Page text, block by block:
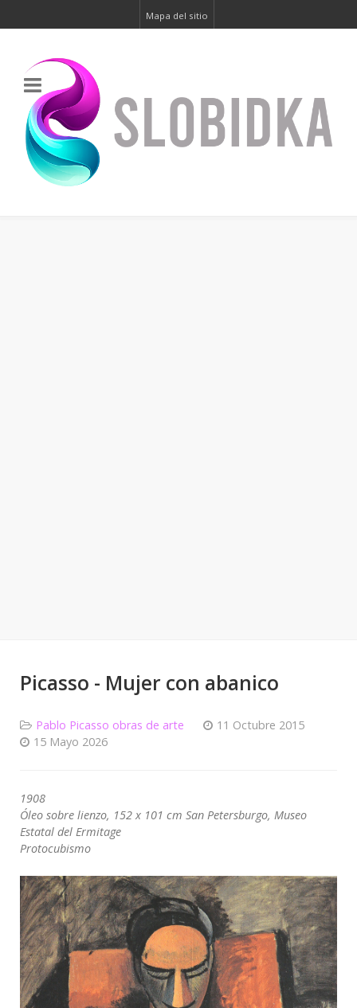
Mapa del sitio
Picasso - Mujer con abanico
Pablo Picasso obras de arte
11 Octubre 2015
15 Mayo 2026
1908
Óleo sobre lienzo, 152 x 101 cm San Petersburgo, Museo
Estatal del Ermitage
Protocubismo